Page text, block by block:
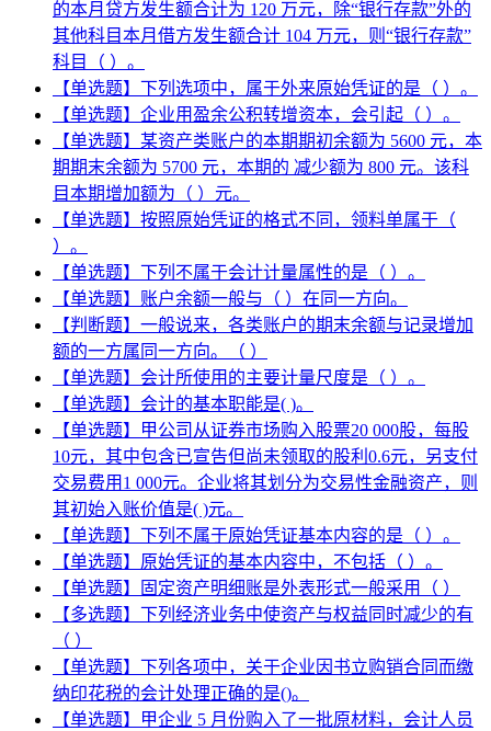
的本月贷方发生额合计为 120 万元，除“银行存款”外的
其他科目本月借方发生额合计 104 万元，则“银行存款”
科目（ ）。
【单选题】下列选项中，属于外来原始凭证的是（ ）。
【单选题】企业用盈余公积转增资本，会引起（ ）。
【单选题】某资产类账户的本期期初余额为 5600 元，本
期期末余额为 5700 元，本期的 减少额为 800 元。该科
目本期增加额为（ ）元。
【单选题】按照原始凭证的格式不同，领料单属于（
）。
【单选题】下列不属于会计计量属性的是（ ）。
【单选题】账户余额一般与（ ）在同一方向。
【判断题】一般说来，各类账户的期末余额与记录增加
额的一方属同一方向。（ ）
【单选题】会计所使用的主要计量尺度是（ ）。
【单选题】会计的基本职能是( )。
【单选题】甲公司从证券市场购入股票20 000股，每股
10元，其中包含已宣告但尚未领取的股利0.6元，另支付
交易费用1 000元。企业将其划分为交易性金融资产，则
其初始入账价值是( )元。
【单选题】下列不属于原始凭证基本内容的是（ ）。
【单选题】原始凭证的基本内容中，不包括（ ）。
【单选题】固定资产明细账是外表形式一般采用（ ）
【多选题】下列经济业务中使资产与权益同时减少的有
（ ）
【单选题】下列各项中，关于企业因书立购销合同而缴
纳印花税的会计处理正确的是()。
【单选题】甲企业 5 月份购入了一批原材料，会计人员